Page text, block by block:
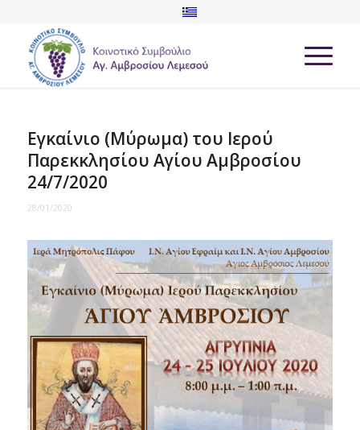
Εγκαίνιο (Μύρωμα) του Ιερού
Παρεκκλησίου Αγίου Αμβροσίου
24/7/2020
28/01/2020